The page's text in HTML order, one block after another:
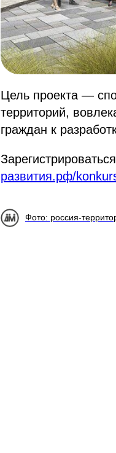
Цель проекта —
территорий,
граждан к
развития.рф/
Фото: россия-